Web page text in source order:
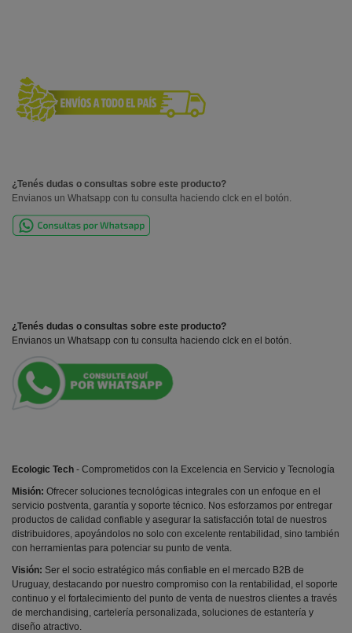
¿Tenés dudas o consultas sobre este producto?
Envianos un Whatsapp con tu consulta haciendo clck en el botón.
¿Tenés dudas o consultas sobre este producto?
Envianos un Whatsapp con tu consulta haciendo clck en el botón.
Ecologic Tech - Comprometidos con la Excelencia en Servicio y Tecnología
Misión: Ofrecer soluciones tecnológicas integrales con un enfoque en el
servicio postventa, garantía y soporte técnico. Nos esforzamos por entregar
productos de calidad confiable y asegurar la satisfacción total de nuestros
distribuidores, apoyándolos no solo con excelente rentabilidad, sino también
con herramientas para potenciar su punto de venta.
Visión: Ser el socio estratégico más confiable en el mercado B2B de
Uruguay, destacando por nuestro compromiso con la rentabilidad, el soporte
continuo y el fortalecimiento del punto de venta de nuestros clientes a través
de merchandising, cartelería personalizada, soluciones de estantería y
diseño atractivo.